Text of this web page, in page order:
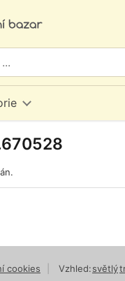
cookies Vzhled:světlý